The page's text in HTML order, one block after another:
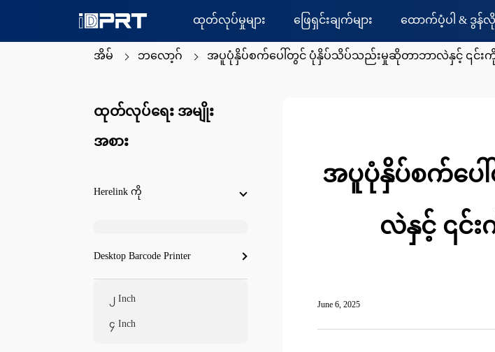
ထုတ်လုပ်မှုများ ဖြေရှင်းချက်များ ထောက်ပံ့ပါ & ဒွန်လို
အိမ် ဘလော့ဂ် အပူပုံနှိပ်စက်ပေါ်တွင် ပုံနှိပ်သိပ်သည်းမှုဆိုတာဘာလဲနှင့် ၎
အပူပုံနှိပ်စက်ပ
လဲနှင့် ၎
June 6, 2025
ထုတ်လုပ်ရေး အမျိုး
အစား
Herelink ကို
Desktop Barcode Printer
၂ Inch
၄ Inch